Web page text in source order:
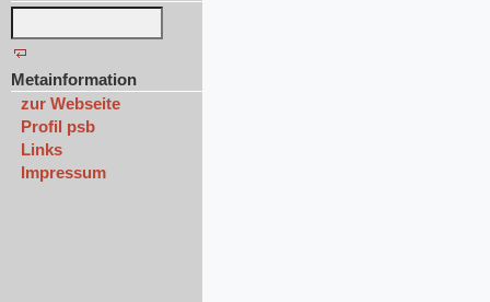
Metainformation
zur Webseite
Profil psb
Links
Impressum